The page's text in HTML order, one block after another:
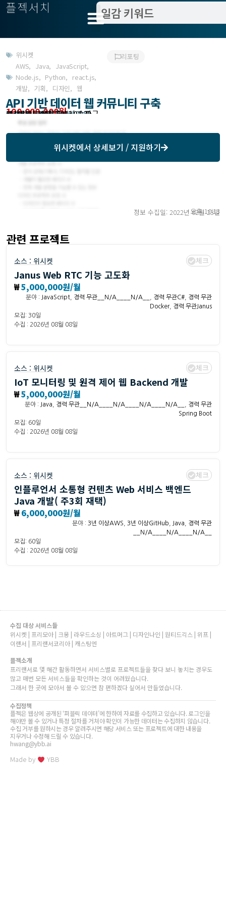
플젝서치
위시켓
AWS, Java, JavaScript,
Node.js, Python, react.js,
개발, 기획, 디자인, 웹
리포팅
API 기반 데이터 웹 커뮤니티 구축
100,000,000원
작업방식 : 외주(도급)
모집기한 : 2022년 03월 09일
예상기간 : 100일
위시켓등록일자 : 2022.02.23.
고객위치 : 서울특별시 송파구
위시켓에서 상세보기 / 지원하기
정보 수집일: 2022년 02월 23일
오후 10:13
관련 프로젝트
소스 : 위시켓 체크
Janus Web RTC 기능 고도화
₩5,000,000원/월
분야 : JavaScript 경력 무관__N/A____N/A__ 경력 무관C#
경력 무관
Docker, 경력 무관Janus
모집: 30일
수집 : 2026년 08월 08일
소스 : 위시켓 체크
IoT 모니터링 및 원격 제어 웹 Backend 개발
₩5,000,000원/월
분야 : Java 경력 무관__N/A____N/A____N/A____N/A__
경력 무관
Spring Boot
모집: 60일
수집 : 2026년 08월 08일
소스 : 위시켓 체크
인플루언서 소통형 컨텐츠 Web 서비스 백엔드
Java 개발( 주3회 재택)
₩6,000,000원/월
분야 : 3년 이상AWS 3년 이상GitHub Java
경력 무관
__N/A____N/A____N/A__
모집: 60일
수집 : 2026년 08월 08일
수집 대상 서비스들
위시켓 | 프리모아 | 크몽 | 라우드소싱 | 아트머그 | 디자인나인 | 원티드긱스 | 위프 |
이랜서 | 프리랜서코리아 | 캐스팅엔
플젝소개
프리랜서로 몇 해간 활동하면서 서비스별로 프로젝트들을 찾다 보니 놓치는 경우도
많고 매번 모든 서비스들을 확인하는 것이 어려웠습니다.
그래서 한 곳에 모아서 볼 수 있으면 참 편하겠다 싶어서 만들었습니다.
수집정책
플젝은 웹상에 공개된 ‘퍼블릭 데이터’에 한하여 자료를 수집하고 있습니다. 로그인을
해야만 볼 수 있거나 특정 절차를 거쳐야 확인이 가능한 데이터는 수집하지 않습니다.
수집 거부를 원하시는 경우 알려주시면 해당 서비스 또는 프로젝트에 대한 내용을
지우거나 수정해 드릴 수 있습니다.
hwang@ybb.ai
Made by YBB